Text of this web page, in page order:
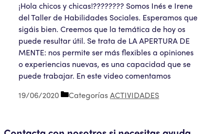
¡Hola chicos y chicas!???????? Somos Inés e Irene
del Taller de Habilidades Sociales. Esperamos que
sigáis bien. Creemos que la temática de hoy os
puede resultar útil. Se trata de LA APERTURA DE
MENTE: nos permite ser más flexibles a opiniones
o experiencias nuevas, es una capacidad que se
puede trabajar. En este video comentamos
19/06/2020
CategoríasACTIVIDADES